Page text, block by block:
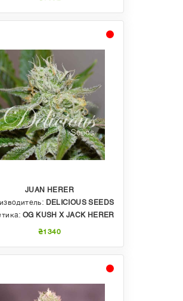
JUAN HERER
DELICIOUS SEEDS
OG KUSH X JACK HERER
₴1340